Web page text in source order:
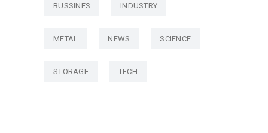
BUSSINES INDUSTRY
METAL NEWS SCIENCE
STORAGE TECH